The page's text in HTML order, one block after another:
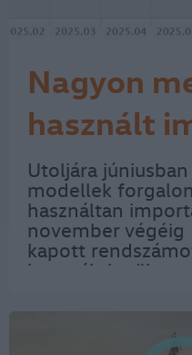
Nagyon
használt
Utoljára
modellek
használtan
november
kapott
használt került a
százalékkal
azonos